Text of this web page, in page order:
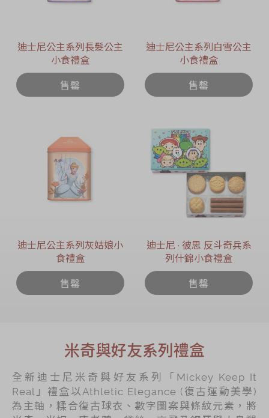
迪士尼公主系列長髮公主
小食禮盒
售罄
迪士尼公主系列白雪公主
小食禮盒
售罄
迪士尼公主系列灰姑娘小
食禮盒
售罄
迪士尼 ∙ 彼思 反斗奇兵系
列什錦小食禮盒
售罄
米奇與好友系列禮盒
全新迪士尼米奇與好友系列「Mickey Keep It
Real」禮盒以Athletic Elegance (復古運動美學)
為主軸，糅合復古球衣、數字圖案與條紋元素，將